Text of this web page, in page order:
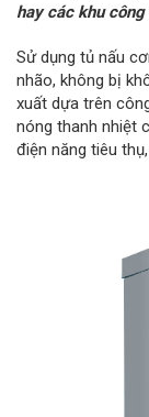
hay các khu công
Sử dụng tủ nấu
nhão, không bị
xuất dựa trên
nóng thanh nhiệt
điện năng tiêu